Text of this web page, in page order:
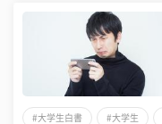
#大学生白書 #大学生